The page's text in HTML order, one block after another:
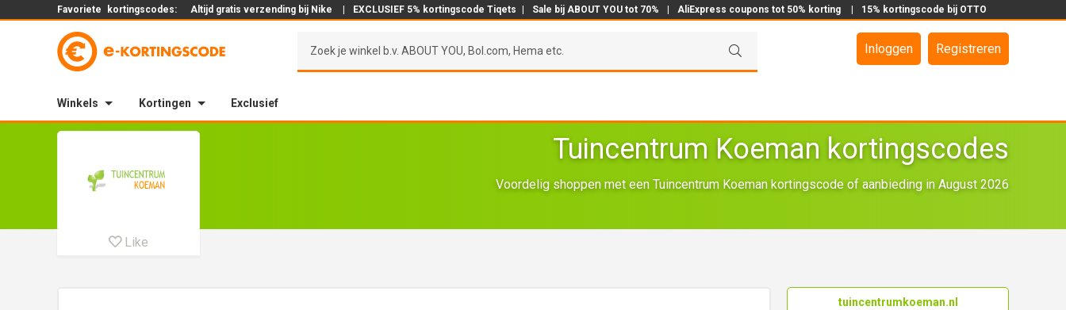
Favoriete kortingscodes: Altijd gratis verzending bij Nike EXCLUSIEF 5% kortingscode Tiqets Sale bij ABOUT YOU tot 70% AliExpress coupons tot 50% korting 15% kortingscode bij OTTO
Inloggen Registreren
Winkels Kortingen Exclusief
Tuincentrum Koeman kortingscodes
Voordelig shoppen met een Tuincentrum Koeman kortingscode of aanbieding in August 2026
Like
tuincentrumkoeman.nl